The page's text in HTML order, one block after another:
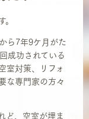
。
ら7年9ケ月がた
成功されている
室対策、リフォ
な専門家の方々
ど、空室が埋ま